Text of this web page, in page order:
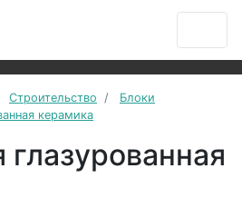
Строительство
Блоки
керамика